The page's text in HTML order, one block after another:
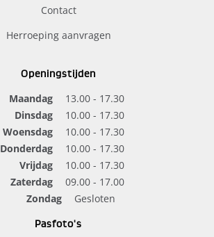
Contact
Herroeping aanvragen
Openingstijden
Maandag
13.00 - 17.30
Dinsdag
10.00 - 17.30
Woensdag
10.00 - 17.30
Donderdag
10.00 - 17.30
Vrijdag
10.00 - 17.30
Zaterdag
09.00 - 17.00
Zondag
Gesloten
Pasfoto's